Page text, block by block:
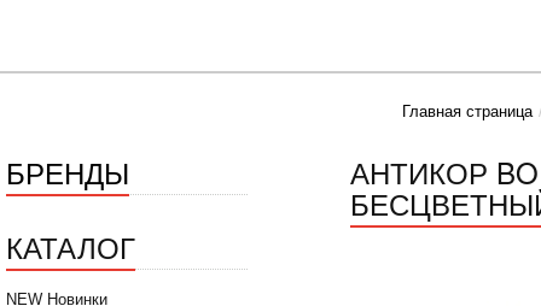
Главная страница
БРЕНДЫ
КАТАЛОГ
NEW Новинки
АНТИКОР